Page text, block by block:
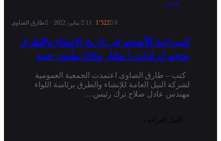
تقارير
طارق الصاوى 11 يناير، 2022 0 1٬522
الميزانية الأضخم فى تاريخ الإنشاء والطرق
بحجم إيرادات 5 مليار و230 مليون جنيه
كتب – طارق الصاوى اعتمدت الجمعية العمومية
لشركة النيل العامة للإنشاء والطرق برئاسة اللواء
مهندس عادل صلاح ترك رئيس…
أكمل القراءة »